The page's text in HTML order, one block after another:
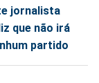
jornalista
que não irá
partido